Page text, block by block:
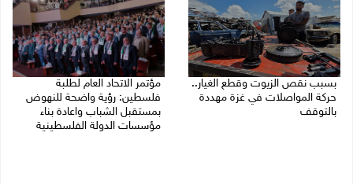
بسبب نقص الزيوت وقطع الغيار..
حركة المواصلات في غزة مهددة
بالتوقف
مؤتمر الاتحاد العام لطلبة
فلسطين: رؤية واضحة للنهوض
بمستقبل الشباب واعادة بناء
مؤسسات الدولة الفلسطينية